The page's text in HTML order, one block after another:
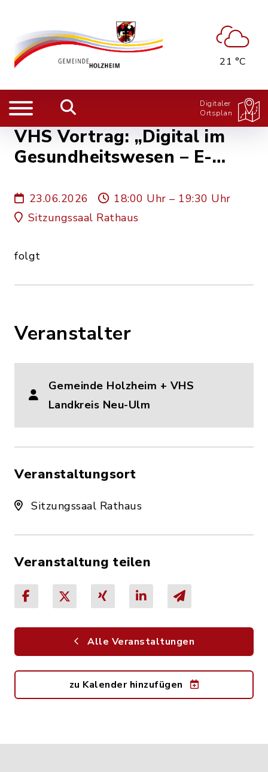
21 °C
Digitaler
Ortsplan
VHS Vortrag: „Digital im
Gesundheitswesen – E-
Patientakte, E-Rezepte und
Apps“
23.06.2026
18:00 Uhr – 19:30 Uhr
Sitzungssaal Rathaus
folgt
Veranstalter
Gemeinde Holzheim + VHS
Landkreis Neu-Ulm
Veranstaltungsort
Sitzungssaal Rathaus
Veranstaltung teilen
Alle Veranstaltungen
zu Kalender hinzufügen